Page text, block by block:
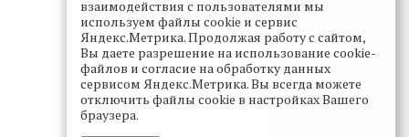
взаимодействия с пользователями мы
используем файлы cookie и сервис
Яндекс.Метрика. Продолжая работу с сайтом,
Вы даете разрешение на использование cookie-
файлов и согласие на обработку данных
сервисом Яндекс.Метрика. Вы всегда можете
отключить файлы cookie в настройках Вашего
браузера.